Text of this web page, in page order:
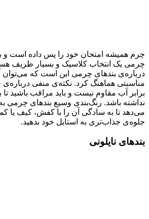
چرم همیشه امتحان خود را پس داده است و
چرمی یک انتخاب کلاسیک و بسیار ظریف
درباره‌ی بندهای چرمی این است که می‌توان
مناسبتی هماهنگ کرد. نکته‌ی منفی
برابر آب مقاوم نیست و باید مراقب باشید
نداشته باشد. رنگ‌بندی وسیع بندهای چرمی به
می‌دهد تا به سادگی آن را با کفش، کیف یا
جلوه‌ی جذاب‌تری به استایل خود بدهید.
بندهای نایلونی